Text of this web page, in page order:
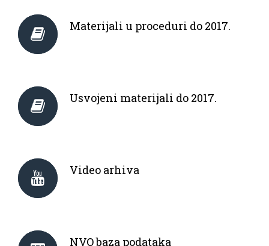
Materijali u proceduri do 2017.
Usvojeni materijali do 2017.
Video arhiva
NVO baza podataka